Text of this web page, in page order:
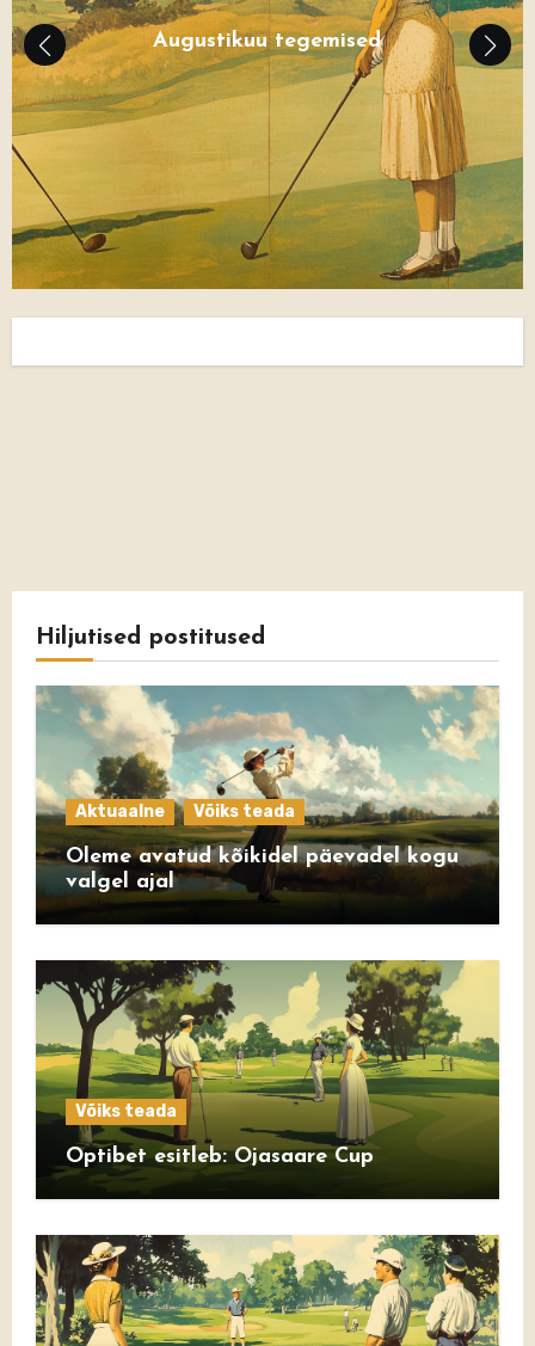
Augustikuu tegemised
Hiljutised postitused
Aktuaalne Võiks teada
Oleme avatud kõikidel päevadel kogu
valgel ajal
Võiks teada
Optibet esitleb: Ojasaare Cup